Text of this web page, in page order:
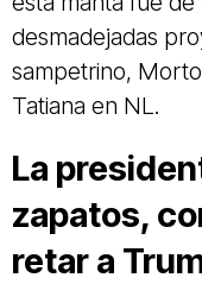
desmadejadas
sampetrino,
Tatiana en NL.
La
zapatos,
retar a